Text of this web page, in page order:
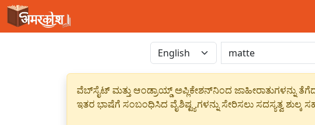
ವೆಬ್‌ಸೈಟ್ ಮತ್ತು ಆಂಡ್ರಾಯ್ಡ್ ಅಪ್ಲಿಕೇಶನ್‌ನಿಂದ ಜಾಹೀರಾತುಗಳನ್ನು
ಇತರ ಭಾಷೆಗೆ ಸಂಬಂಧಿಸಿದ ವೈಶಿಷ್ಟ್ಯಗಳನ್ನು ಸೇರಿಸಲು ಸದಸ್ಯತ್ವ ಶುಲ್ಕ